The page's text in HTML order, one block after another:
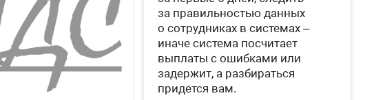
за правильностью данных
о сотрудниках в системах –
иначе система посчитает
выплаты с ошибками или
задержит, а разбираться
придется вам.